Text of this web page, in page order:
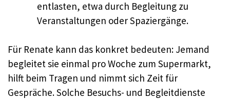
entlasten, etwa durch Begleitung zu
Veranstaltungen oder Spaziergänge.
Für Renate kann das konkret bedeuten: Jemand
begleitet sie einmal pro Woche zum Supermarkt,
hilft beim Tragen und nimmt sich Zeit für
Gespräche. Solche Besuchs- und Begleitdienste